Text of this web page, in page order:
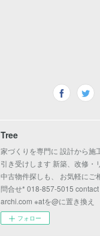
Tree
家づくりを専門に 設計から施
引き受けします 新築、改修・
中古物件探しも、 お気軽にご
問合せ* 018-857-5015
archi.com ※atを@に置き換え
フォロー